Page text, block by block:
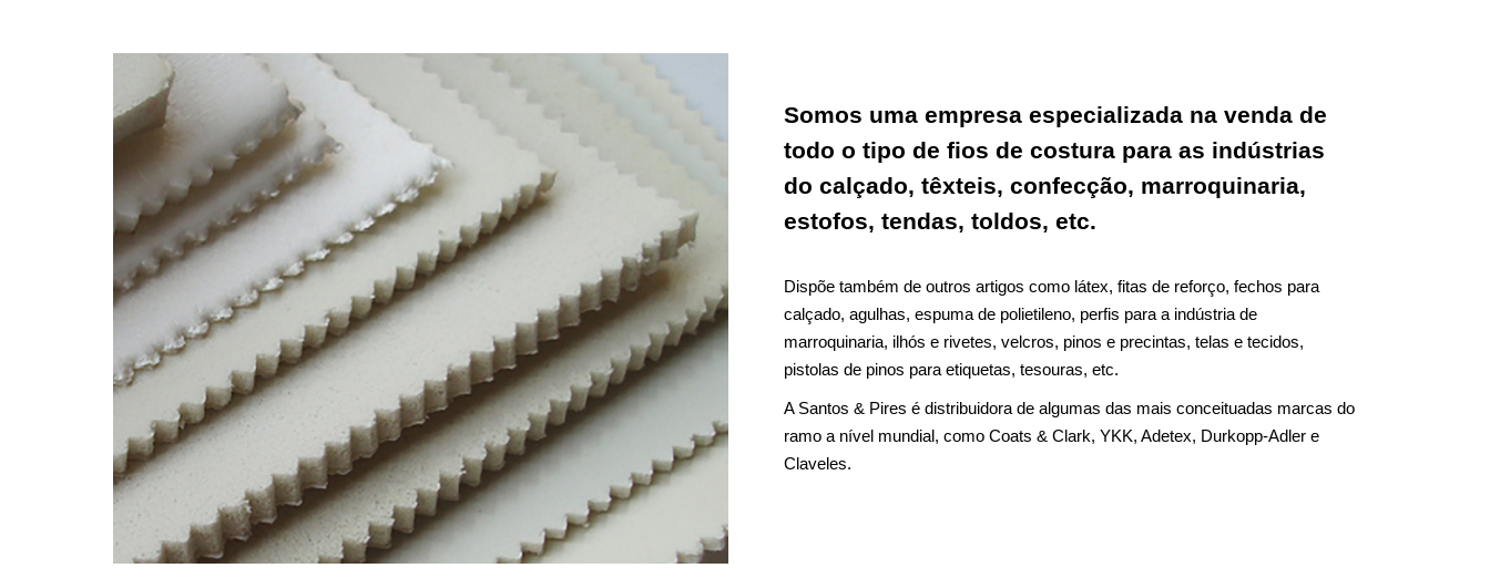
Somos uma empresa especializada na venda de
todo o tipo de fios de costura para as indústrias
do calçado, têxteis, confecção, marroquinaria,
estofos, tendas, toldos, etc.
Dispõe também de outros artigos como látex, fitas de reforço, fechos para
calçado, agulhas, espuma de polietileno, perfis para a indústria de
marroquinaria, ilhós e rivetes, velcros, pinos e precintas, telas e tecidos,
pistolas de pinos para etiquetas, tesouras, etc.
A Santos & Pires é distribuidora de algumas das mais conceituadas marcas do
ramo a nível mundial, como Coats & Clark, YKK, Adetex, Durkopp-Adler e
Claveles.